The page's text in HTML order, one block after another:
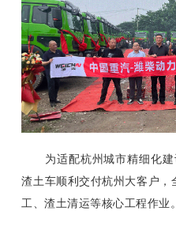
为适配杭州城市精细化建
渣土车顺利交付杭州大客户
工、渣土清运等核心工程作业。